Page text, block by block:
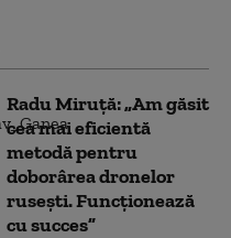
Radu Miruță: „Am găsit
cea mai eficientă
metodă pentru
doborârea dronelor
rusești. Funcționează
cu succes”